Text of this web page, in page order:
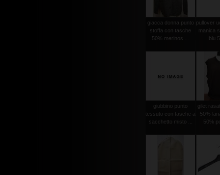
giacca donna punto
stoffa con tasche
50% merinos ...
pullover
manica
blu
giubbino punto
tessuto con tasche a
sacchetto misto ...
gilet
50%
50%